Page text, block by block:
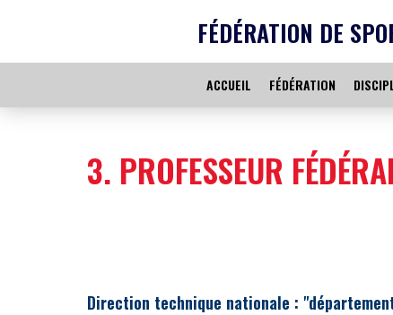
FÉDÉRATION DE
ACCUEIL FÉDÉRATION
3. PROFESSEUR
Direction technique nationale :